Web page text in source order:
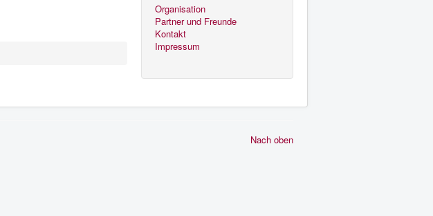
Organisation
Partner und Freunde
Kontakt
Impressum
Nach oben